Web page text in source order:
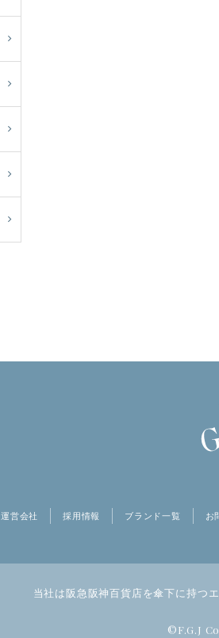
運営会社 採用情報 ブランド一覧 お
当社は阪急阪神百貨店を傘下に持つ
©F.G.J